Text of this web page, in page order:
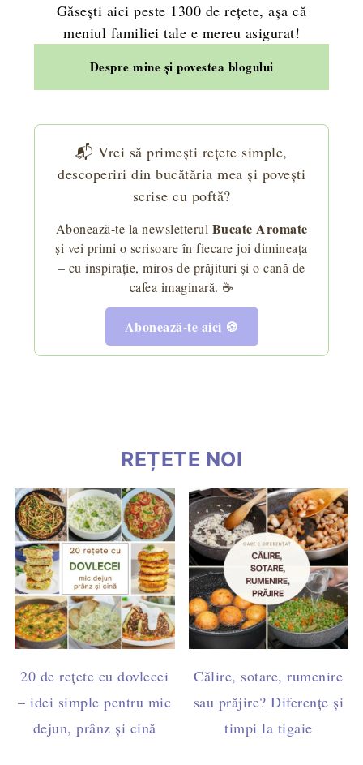
Găsești aici peste 1300 de rețete, așa că
meniul familiei tale e mereu asigurat!
Despre mine și povestea blogului
📬 Vrei să primești rețete simple,
descoperiri din bucătăria mea și povești
scrise cu poftă?
Abonează-te la newsletterul Bucate Aromate
și vei primi o scrisoare în fiecare joi dimineața
– cu inspirație, miros de prăjituri și o cană de
cafea imaginară. ☕
Abonează-te aici 🍪
REȚETE NOI
20 de rețete cu dovlecei
– idei simple pentru mic
dejun, prânz și cină
Călire, sotare, rumenire
sau prăjire? Diferențe și
timpi la tigaie